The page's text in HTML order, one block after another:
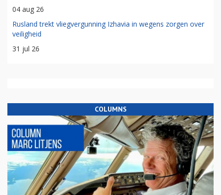
04 aug 26
Rusland trekt vliegvergunning Izhavia in wegens zorgen over
veiligheid
31 jul 26
COLUMNS